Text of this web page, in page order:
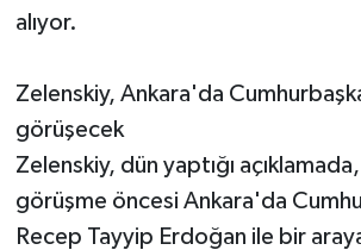
alıyor.
Zelenskiy, Ankara'da
görüşecek
Zelenskiy, dün yaptığı
görüşme öncesi Ankara'da
Recep Tayyip Erdoğan ile bir